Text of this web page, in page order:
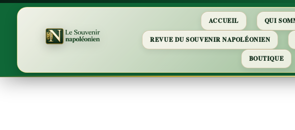
ACCUEIL QUI
REVUE DU SOUVENIR NAPOLÉONIEN
BOUTIQUE